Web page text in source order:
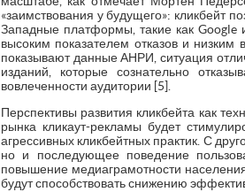
«заимствования у будущего»: кликбейт
Западные платформы, такие как Google
высоким показателем отказов и
показывают данные АНРИ, ситуация
изданий, которые сознательно
вовлеченности аудитории [5].
Перспективы развития кликбейта как
рынка кликаут-рекламы будет
агрессивных кликбейтных практик. С
но и последующее поведение
повышение медиаграмотности
будут способствовать снижению